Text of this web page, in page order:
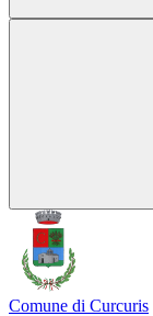
Comune di Curcuris